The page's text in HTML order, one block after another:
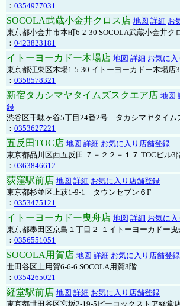
： 0354977031
SOCOLA武蔵小金井クロス店 地図 詳細 お
東京都小金井市本町6-2-30 SOCOLA武蔵小金井ク
： 0423823181
イトーヨーカドー木場店 地図 詳細 お気に
東京都江東区木場1-5-30 イトーヨーカドー木場店
： 0358578321
新宿タカシマヤタイムズスクエア店 地図
録
渋谷区千駄ヶ谷5丁目24番2号 タカシマヤタイム
： 0353627221
五反田TOC店 地図 詳細 お気に入り店舗登録
東京都品川区西五反田 ７－２２－１７ TOCビル3
： 0363846612
荻窪駅前店 地図 詳細 お気に入り店舗登録
東京都杉並区上萩1-9-1 タウンセブン６F
： 0353475121
イトーヨーカドー曳舟店 地図 詳細 お気に
東京都墨田区京島１丁目２-１イトーヨーカドー
： 0356551051
SOCOLA用賀店 地図 詳細 お気に入り店舗登録
世田谷区上用賀6-6-6 SOCOLA用賀3階
： 0354265021
経堂駅前店 地図 詳細 お気に入り店舗登録
東京都世田谷区宮坂2-19-5ピーコックストア経堂